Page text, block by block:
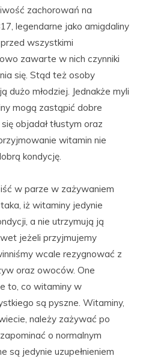
zachorowań na
legendarne jako amigdaliny
wszystkimi
zawarte w nich czynniki
się. Stąd też osoby
dużo młodziej. Jednakże myli
mogą zastąpić dobre
objadał tłustym oraz
witamin nie
kondycję.
w parze w zażywaniem
iż witaminy jedynie
a nie utrzymują ją
jeżeli przyjmujemy
wcale rezygnować z
oraz owoców. One
to, co witaminy w
są pyszne. Witaminy,
należy zażywać po
o normalnym
są jedynie uzupełnieniem